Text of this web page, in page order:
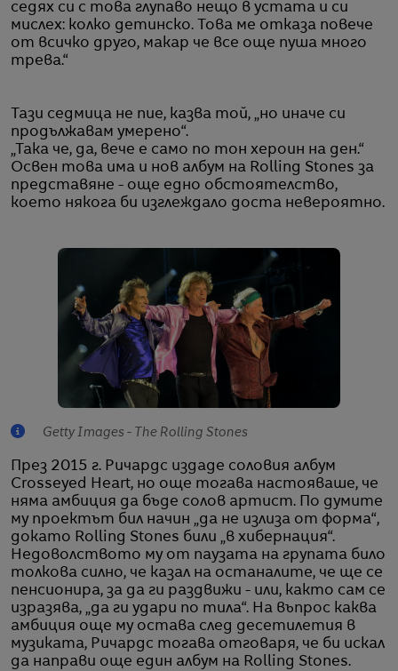
седях си с това глупаво нещо в устата и си
мислех: колко детинско. Това ме отказа повече
от всичко друго, макар че все още пуша много
трева.“
Тази седмица не пие, казва той, „но иначе си
продължавам умерено“.
„Така че, да, вече е само по тон хероин на ден.“
Освен това има и нов албум на Rolling Stones за
представяне - още едно обстоятелство,
което някога би изглеждало доста невероятно.
Getty Images - The Rolling Stones
През 2015 г. Ричардс издаде соловия албум
Crosseyed Heart, но още тогава настояваше, че
няма амбиция да бъде солов артист. По думите
му проектът бил начин „да не излиза от форма“,
докато Rolling Stones били „в хибернация“.
Недоволството му от паузата на групата било
толкова силно, че казал на останалите, че ще се
пенсионира, за да ги раздвижи - или, както сам се
изразява, „да ги удари по тила“. На въпрос каква
амбиция още му остава след десетилетия в
музиката, Ричардс тогава отговаря, че би искал
да направи още един албум на Rolling Stones.